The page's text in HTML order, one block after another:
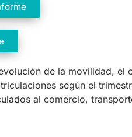
de la movilidad, el
según el
al comercio,